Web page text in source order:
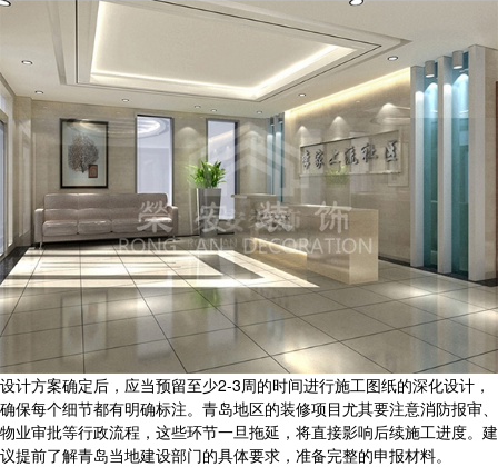
设计方案确定后，应当预留至少2-3周的时间进行施工图纸的深化设计，
确保每个细节都有明确标注。青岛地区的装修项目尤其要注意消防报审、
物业审批等行政流程，这些环节一旦拖延，将直接影响后续施工进度。建
议提前了解青岛当地建设部门的具体要求，准备完整的申报材料。